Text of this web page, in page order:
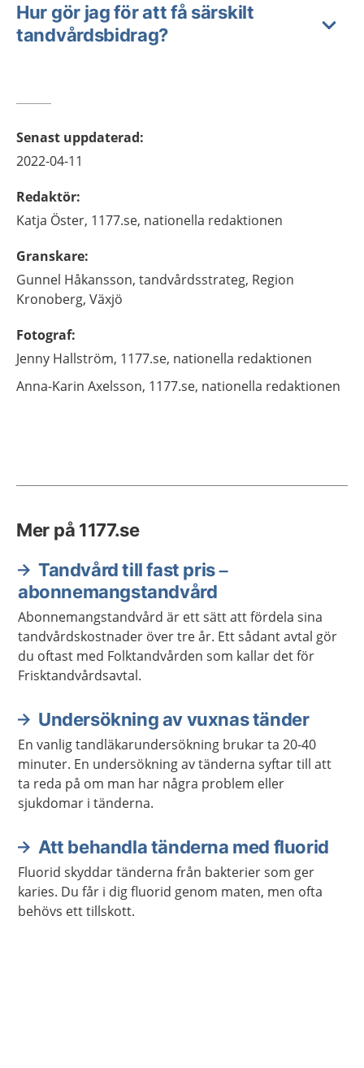
Hur gör jag för att få särskilt
tandvårdsbidrag?
Senast uppdaterad:
2022-04-11
Redaktör:
Katja Öster, 1177.se, nationella redaktionen
Granskare:
Gunnel Håkansson, tandvårdsstrateg, Region
Kronoberg, Växjö
Fotograf:
Jenny Hallström, 1177.se, nationella redaktionen
Anna-Karin Axelsson, 1177.se, nationella redaktionen
Mer på 1177.se
Tandvård till fast pris –
abonnemangstandvård
Abonnemangstandvård är ett sätt att fördela sina
tandvårdskostnader över tre år. Ett sådant avtal gör
du oftast med Folktandvården som kallar det för
Frisktandvårdsavtal.
Undersökning av vuxnas tänder
En vanlig tandläkarundersökning brukar ta 20-40
minuter. En undersökning av tänderna syftar till att
ta reda på om man har några problem eller
sjukdomar i tänderna.
Att behandla tänderna med fluorid
Fluorid skyddar tänderna från bakterier som ger
karies. Du får i dig fluorid genom maten, men ofta
behövs ett tillskott.